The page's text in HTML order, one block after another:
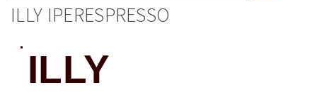
ILLY IPERESPRESSO
ILLY